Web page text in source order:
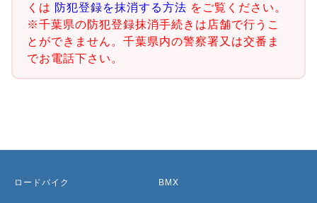
くは 防犯登録を抹消する方法 をご覧ください。
※千葉県の防犯登録抹消手続きは店舗で行うこ
とができません。千葉県内の警察署又は交番ま
でお電話下さい。
ロードバイク BMX